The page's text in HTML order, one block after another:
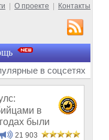
О проекте Контакты
в соцсетях
в
были
а не русс
21 903